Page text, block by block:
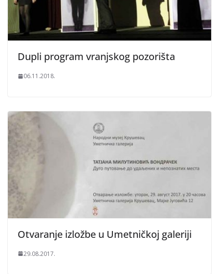
Dupli program vranjskog pozorišta
06.11.2018.
Otvaranje izložbe u Umetničkoj galeriji
29.08.2017.